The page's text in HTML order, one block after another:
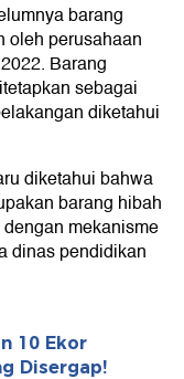
barang
oleh perusahaan
Barang
sebagai
diketahui
diketahui bahwa
barang hibah
mekanisme
dinas pendidikan
10 Ekor
Disergap!